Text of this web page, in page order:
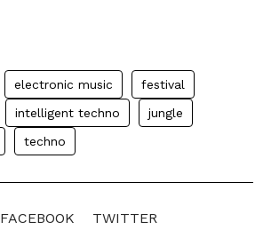
electronic music
festival
intelligent techno
jungle
techno
FACEBOOK
TWITTER